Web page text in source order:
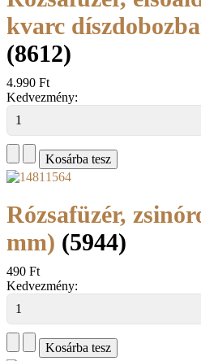
kvarc
(8612)
4.990 Ft
Kedvezmény:
Rózsafüzér,
mm) (5944)
490 Ft
Kedvezmény: